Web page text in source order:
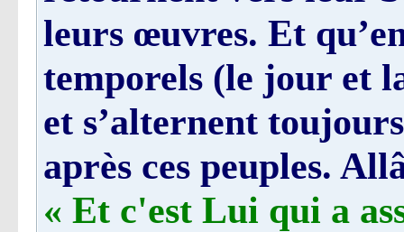
leurs œuvres. Et
temporels (le jour et
et s’alternent
après ces peuples.
« Et c'est Lui qui a